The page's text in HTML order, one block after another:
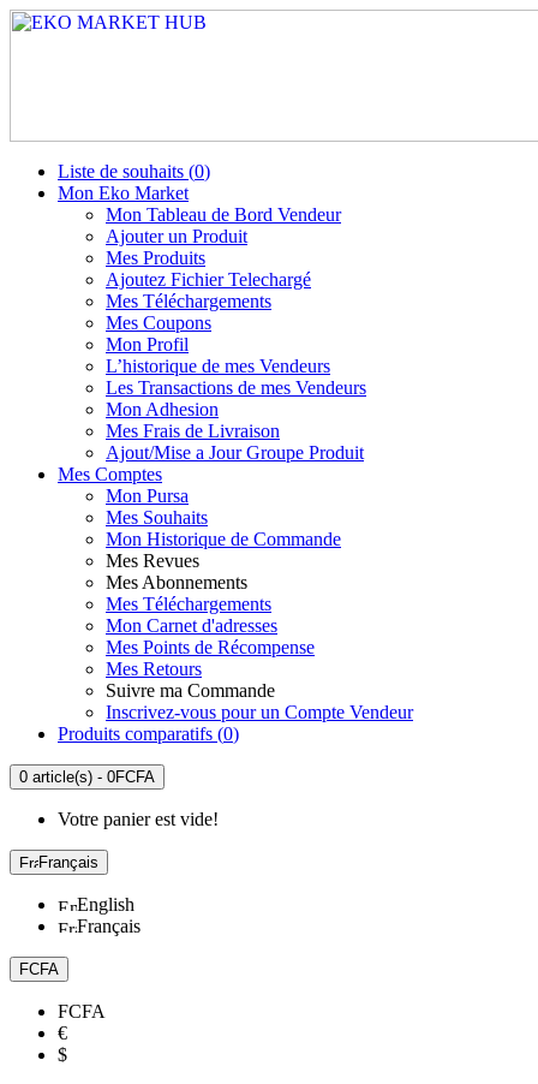
Liste de souhaits (0)
Mon Eko Market
Mon Tableau de Bord Vendeur
Ajouter un Produit
Mes Produits
Ajoutez Fichier Telechargé
Mes Téléchargements
Mes Coupons
Mon Profil
L’historique de mes Vendeurs
Les Transactions de mes Vendeurs
Mon Adhesion
Mes Frais de Livraison
Ajout/Mise a Jour Groupe Produit
Mes Comptes
Mon Pursa
Mes Souhaits
Mon Historique de Commande
Mes Revues
Mes Abonnements
Mes Téléchargements
Mon Carnet d'adresses
Mes Points de Récompense
Mes Retours
Suivre ma Commande
Inscrivez-vous pour un Compte Vendeur
Produits comparatifs (0)
0 article(s) - 0FCFA
Votre panier est vide!
Français
English
Français
FCFA
FCFA
€
$